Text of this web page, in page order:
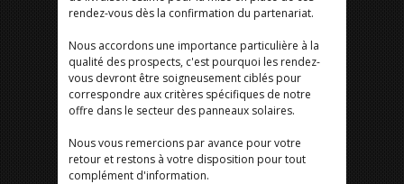
rendez-vous dès la confirmation du partenariat.
Nous accordons une importance particulière à la
qualité des prospects, c'est pourquoi les rendez-
vous devront être soigneusement ciblés pour
correspondre aux critères spécifiques de notre
offre dans le secteur des panneaux solaires.
Nous vous remercions par avance pour votre
retour et restons à votre disposition pour tout
complément d'information.